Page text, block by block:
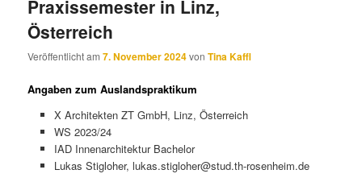
Praxissemester in Linz,
Österreich
Veröffentlicht am7. November 2024vonTina Kaffl
Angaben zum Auslandspraktikum
X Architekten ZT GmbH, Linz, Österreich
WS 2023/24
IAD Innenarchitektur Bachelor
Lukas Stigloher, lukas.stigloher@stud.th-rosenheim.de